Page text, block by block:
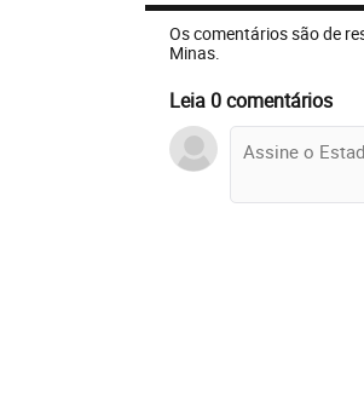
Os comentários são de
Minas.
Leia 0 comentários